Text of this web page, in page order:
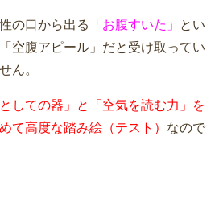
の口から出る 「お腹すいた」
とい
空腹アピール」だと受け取ってい
ん。
しての器」と「空気を読む力」を
て高度な踏み絵（テスト） なので